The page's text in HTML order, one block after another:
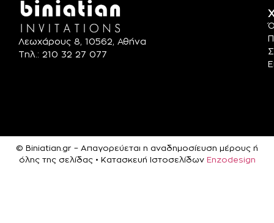
Λεωχάρους 8, 10562, Αθήνα
Τηλ.: 210 32 27 077
© Biniatian.gr – Απαγορεύεται η αναδημοσίευση μέρους ή
όλης της σελίδας • Κατασκευή Ιστοσελίδων Enzodesign